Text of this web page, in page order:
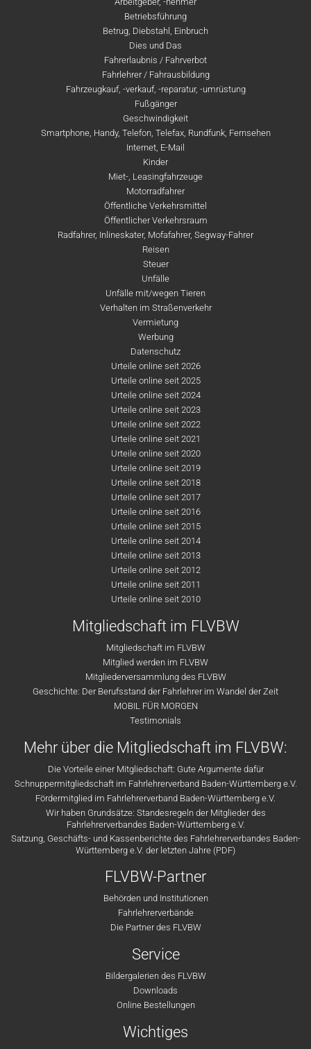
Betriebsführung
Betrug, Diebstahl, Einbruch
Dies und Das
Fahrerlaubnis / Fahrverbot
Fahrlehrer / Fahrausbildung
Fahrzeugkauf, -verkauf, -reparatur, -umrüstung
Fußgänger
Geschwindigkeit
Smartphone, Handy, Telefon, Telefax, Rundfunk, Fernsehen
Internet, E-Mail
Kinder
Miet-, Leasingfahrzeuge
Motorradfahrer
Öffentliche Verkehrsmittel
Öffentlicher Verkehrsraum
Radfahrer, Inlineskater, Mofafahrer, Segway-Fahrer
Reisen
Steuer
Unfälle
Unfälle mit/wegen Tieren
Verhalten im Straßenverkehr
Vermietung
Werbung
Datenschutz
Urteile online seit 2026
Urteile online seit 2025
Urteile online seit 2024
Urteile online seit 2023
Urteile online seit 2022
Urteile online seit 2021
Urteile online seit 2020
Urteile online seit 2019
Urteile online seit 2018
Urteile online seit 2017
Urteile online seit 2016
Urteile online seit 2015
Urteile online seit 2014
Urteile online seit 2013
Urteile online seit 2012
Urteile online seit 2011
Urteile online seit 2010
Mitgliedschaft im FLVBW
Mitgliedschaft im FLVBW
Mitglied werden im FLVBW
Mitgliederversammlung des FLVBW
Geschichte: Der Berufsstand der Fahrlehrer im Wandel der Zeit
MOBIL FÜR MORGEN
Testimonials
Mehr über die Mitgliedschaft im FLVBW:
Die Vorteile einer Mitgliedschaft: Gute Argumente dafür
Schnuppermitgliedschaft im Fahrlehrerverband Baden-Württemberg e.V.
Fördermitglied im Fahrlehrerverband Baden-Württemberg e.V.
Wir haben Grundsätze: Standesregeln der Mitglieder des
Fahrlehrerverbandes Baden-Württemberg e.V.
Satzung, Geschäfts- und Kassenberichte des Fahrlehrerverbandes Baden-
Württemberg e.V. der letzten Jahre (PDF)
FLVBW-Partner
Behörden und Institutionen
Fahrlehrerverbände
Die Partner des FLVBW
Service
Bildergalerien des FLVBW
Downloads
Online Bestellungen
Wichtiges